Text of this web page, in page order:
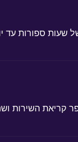
שעות ספורות
השירות ושם